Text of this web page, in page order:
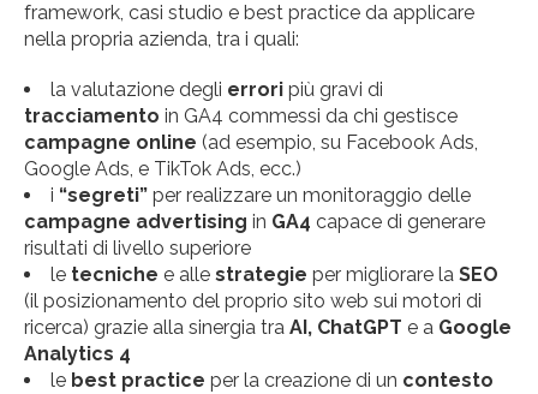
framework, casi studio e best practice da applicare
nella propria azienda, tra i quali:
la valutazione degli errori più gravi di
tracciamento in GA4 commessi da chi gestisce
campagne online (ad esempio, su Facebook Ads,
Google Ads, e TikTok Ads, ecc.)
i “segreti” per realizzare un monitoraggio delle
campagne advertising in GA4 capace di generare
risultati di livello superiore
le tecniche e alle strategie per migliorare la SEO
(il posizionamento del proprio sito web sui motori di
ricerca) grazie alla sinergia tra AI, ChatGPT e a Google
Analytics 4
le best practice per la creazione di un contesto